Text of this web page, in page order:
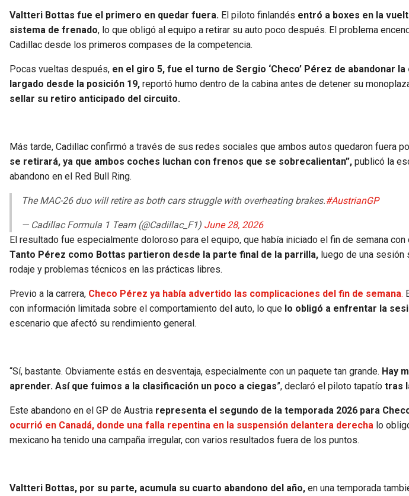
Valtteri Bottas fue el primero en quedar fuera. El piloto finlandés entró a boxes en la
sistema de frenado, lo que obligó al equipo a retirar su auto poco después. El problema
Cadillac desde los primeros compases de la competencia.
Pocas vueltas después, en el giro 5, fue el turno de Sergio ‘Checo’ Pérez de abandonar
largado desde la posición 19, reportó humo dentro de la cabina antes de detener su
sellar su retiro anticipado del circuito.
Más tarde, Cadillac confirmó a través de sus redes sociales que ambos autos quedaron fuera
se retirará, ya que ambos coches luchan con frenos que se sobrecalientan”, publicó la
abandono en el Red Bull Ring.
The MAC-26 duo will retire as both cars struggle with overheating brakes.#AustrianGP
— Cadillac Formula 1 Team (@Cadillac_F1) June 28, 2026
El resultado fue especialmente doloroso para el equipo, que había iniciado el fin de semana
Tanto Pérez como Bottas partieron desde la parte final de la parrilla, luego de una sesión
rodaje y problemas técnicos en las prácticas libres.
Previo a la carrera, Checo Pérez ya había advertido las complicaciones del fin de semana.
con información limitada sobre el comportamiento del auto, lo que lo obligó a enfrentar la
escenario que afectó su rendimiento general.
“Sí, bastante. Obviamente estás en desventaja, especialmente con un paquete tan grande. Hay
aprender. Así que fuimos a la clasificación un poco a ciegas”, declaró el piloto tapatío tras
Este abandono en el GP de Austria representa el segundo de la temporada 2026 para
ocurrió en Canadá, donde una falla repentina en la suspensión delantera derecha lo
mexicano ha tenido una campaña irregular, con varios resultados fuera de los puntos.
Valtteri Bottas, por su parte, acumula su cuarto abandono del año, en una temporada